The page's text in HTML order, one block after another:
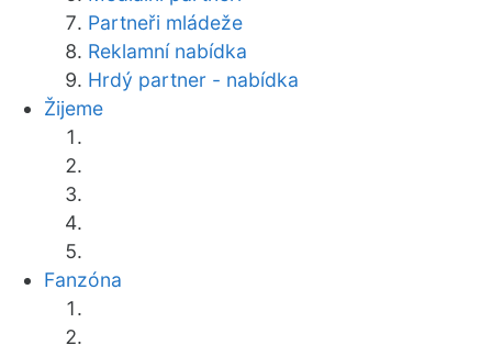
Partneři mládeže
Reklamní nabídka
Hrdý partner - nabídka
Žijeme
Fanzóna